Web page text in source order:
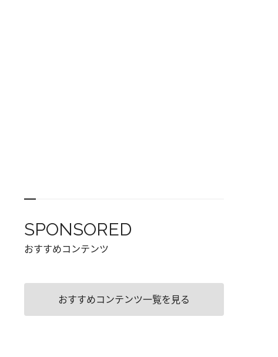
SPONSORED
おすすめコンテンツ
おすすめコンテンツ一覧を見る